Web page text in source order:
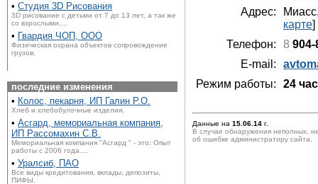
• Студия 3D Рисования
3D рисование с детьми от 7 до 13 лет, а так же
со взрослыми,...
• Гвардия ЧОП, ООО
Физическая охрана объектов сопровождение
грузов.
последние изменения
• Колос, пекарня, ИП Галин Р.О.
Хлеб и хлебобулочные изделия.
• Асгард, мемориальная компания,
ИП Рассомахин С.В.
Мемориальная компания "Асгард " - это: Опыт
работы с 2006 года....
• Уралсиб, ПАО
Все виды кредитования, вклады, депозиты,
ПИФЫ.
Адрес:
карте]
Телефон:
8 904-
E-mail:
Режим работы:
24
Данные на 15.06.14 г.
В случае обнаружения неполных,
об ошибке администратору сайта.